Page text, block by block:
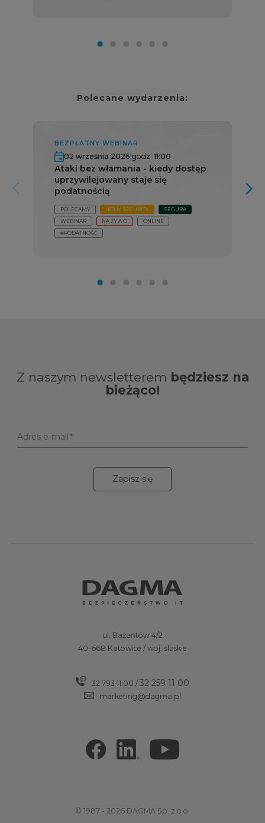
Polecane wydarzenia:
arrow_forward_ios
BEZPŁATNY WEBINAR
02 września 2026 |godz:11:00
Ataki bez włamania - kiedy dostęp
uprzywilejowany staje się
podatnością
POLECAMY HOLM SECURITY
SEGURA
WEBINAR
NA ŻYWO
ONLINE
#PODATNOŚĆ
arrow_forward_ios
Z naszym newsletterem będziesz na
bieżąco!
Adres e-mail
Zapisz się
ul. Bażantów 4/2
40-668 Katowice / woj. ślaskie
32 793 11 00 / 32 259 11 00
marketing@dagma.pl
© 1987 - 2026 DAGMA Sp. z o.o.